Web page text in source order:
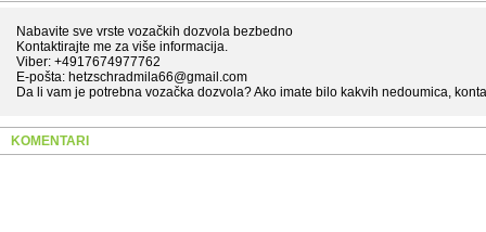
Nabavite sve vrste vozačkih dozvola bezbedno
Kontaktirajte me za više informacija.
Viber: +4917674977762
E-pošta: hetzschradmila66@gmail.com
Da li vam je potrebna vozačka dozvola? Ako imate bilo kakvih nedoumica,
KOMENTARI